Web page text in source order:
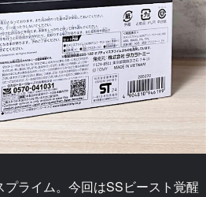
ライム。今回はSSビースト覚醒